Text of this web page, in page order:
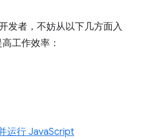
发者，不妨从以下几方面入
工作效率：
运行 JavaScript